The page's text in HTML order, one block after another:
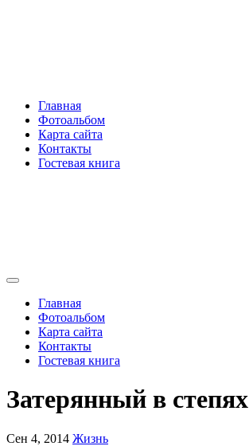
Главная
Фотоальбом
Карта сайта
Контакты
Гостевая книга
Главная
Фотоальбом
Карта сайта
Контакты
Гостевая книга
Затерянный в степях
Сен 4, 2014 Жизнь